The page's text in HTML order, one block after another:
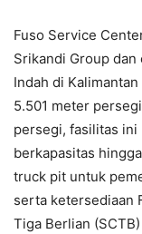
Fuso Service
Srikandi Group
Indah di
5.501 meter
persegi, fasilitas
berkapasitas
truck pit untuk
serta ketersediaan
Tiga Berlian